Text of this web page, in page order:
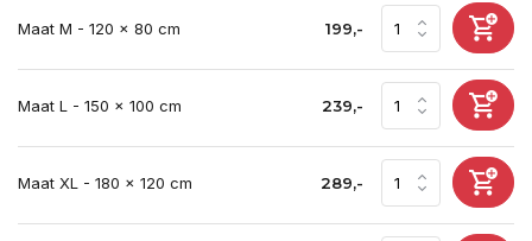
Maat M - 120 x 80 cm 199,-
Maat L - 150 x 100 cm 239,-
Maat XL - 180 x 120 cm 289,-